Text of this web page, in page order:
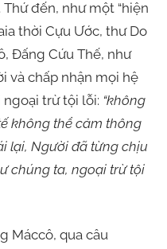
Thứ đến, như một “hiện
thời Cựu Ước, thư Do
Đấng Cứu Thế, như
và chấp nhận mọi hệ
trừ tội lỗi: “không
không thể cảm thông
lại, Người đã từng chịu
chúng ta, ngoại trừ tội
qua câu